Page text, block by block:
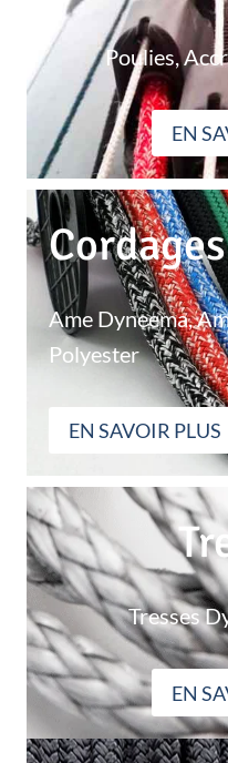
Poulies,
EN
Cordages
Ame Dyneema,
Polyester
EN SAVOIR PLUS
Tresses
EN